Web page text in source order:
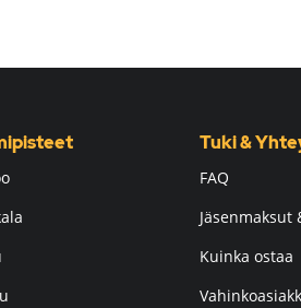
Tuki &
FAQ
Jäsenmaksut
Kuinka ostaa